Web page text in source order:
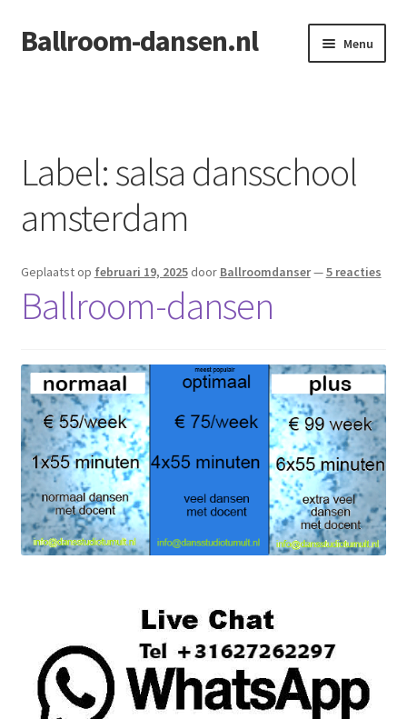
Ga
door
Ga
naar
Ballroom-dansen.nl Menu
Label:salsa dansschool
amsterdam
Geplaatst op februari 19, 2025 door Ballroomdanser—5 reacties
Ballroom-dansen